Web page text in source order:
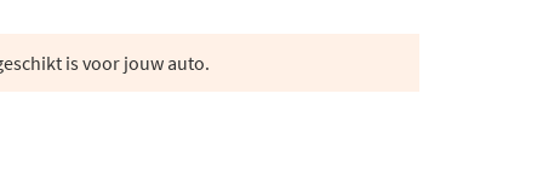
is voor jouw auto.